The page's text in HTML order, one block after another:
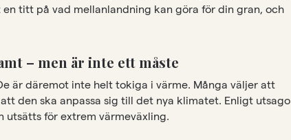
titt på vad mellanlandning kan göra för din gran, och
– men är inte ett måste
är däremot inte helt tokiga i värme. Många väljer att
den ska anpassa sig till det nya klimatet. Enligt utsago
utsätts för extrem värmeväxling.